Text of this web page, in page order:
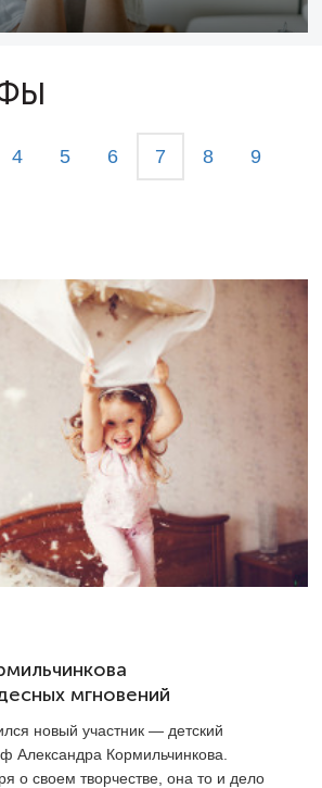
4 5 6 7 8 9
мгновений
новый участник — детский
Александра Кормильчинкова.
о своем творчестве, она то и дело